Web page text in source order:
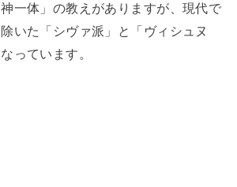
一体」の教えがありますが、現代で
いた「シヴァ派」と「ヴィシュヌ
っています。